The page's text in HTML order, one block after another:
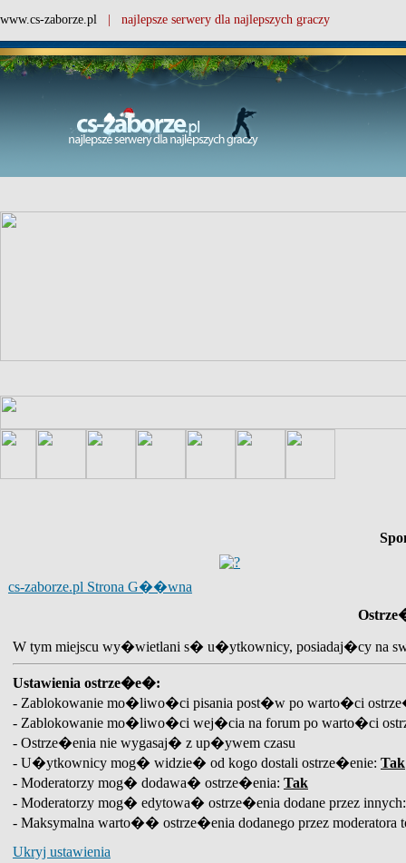
www.cs-zaborze.pl | najlepsze serwery dla najlepszych graczy
cs-zaborze.pl Strona G��wna
W tym miejscu wy�wietlani s� u�ytkownicy, posiadaj�cy na
Ustawienia ostrze�e�:
- Zablokowanie mo�liwo�ci pisania post�w po warto�ci
- Zablokowanie mo�liwo�ci wej�cia na forum po warto�ci
- Ostrze�enia nie wygasaj� z up�ywem czasu
- U�ytkownicy mog� widzie� od kogo dostali ostrze�enie: Tak
- Moderatorzy mog� dodawa� ostrze�enia: Tak
- Moderatorzy mog� edytowa� ostrze�enia dodane przez
- Maksymalna warto�� ostrze�enia dodanego przez moderatora
Ukryj ustawienia